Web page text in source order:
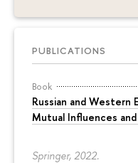
PUBLICATIONS
Book
Russian and Western
Mutual Influences
Springer, 2022.